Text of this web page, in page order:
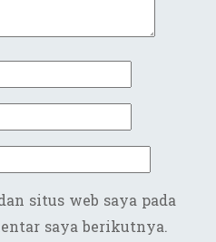
situs web saya pada
saya berikutnya.